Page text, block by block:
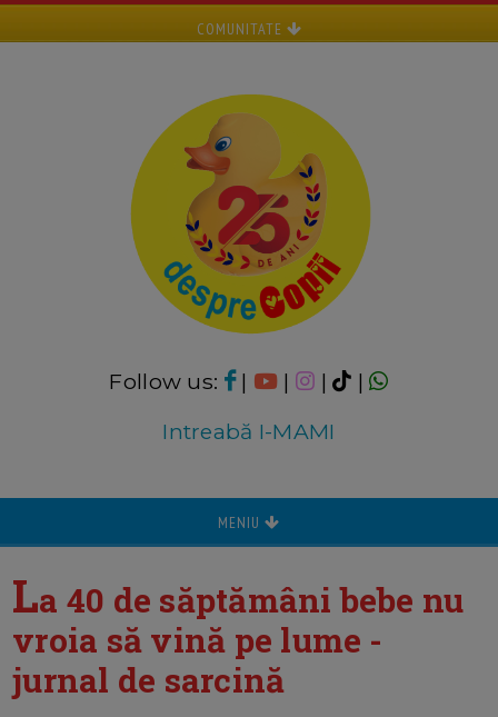
COMUNITATE
Follow us: | | |
|
Intreabă I-MAMI
MENIU
La 40 de săptămâni bebe nu
vroia să vină pe lume -
jurnal de sarcină